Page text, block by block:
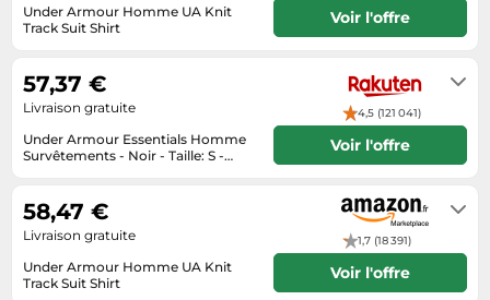
Électroménager
Under Armour Homme UA Knit
Track Suit Shirt
Voir l'offre
Under Armour Essentials Homme
Survêtements - Noir - Taille: S -
4,5 (121 041)
57,37 €
Livraison gratuite
Voir l'offre
Under Armour Homme UA Knit
Track Suit Shirt
1,7 (18 391)
58,47 €
Livraison gratuite
Voir l'offre